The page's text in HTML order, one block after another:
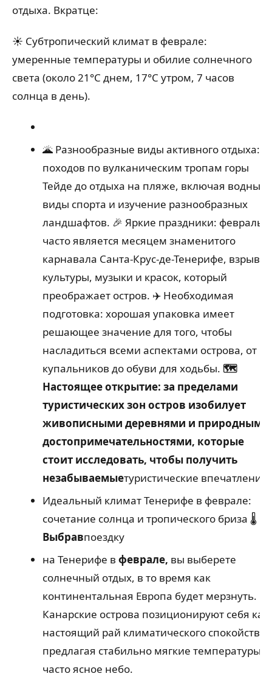
отдыха. Вкратце:
☀️ Субтропический климат в феврале:
умеренные температуры и обилие солнечного
света (около 21°C днем, 17°C утром, 7 часов
солнца в день).
🌋 Разнообразные виды активного отдыха:
походов по вулканическим тропам горы
Тейде до отдыха на пляже, включая водные
виды спорта и изучение разнообразных
ландшафтов. 🎉 Яркие праздники: февраль
часто является месяцем знаменитого
карнавала Санта-Крус-де-Тенерифе, взрыва
культуры, музыки и красок, который
преображает остров. ✈️ Необходимая
подготовка: хорошая упаковка имеет
решающее значение для того, чтобы
насладиться всеми аспектами острова, от
купальников до обуви для ходьбы. 🗺️
Настоящее открытие: за пределами
туристических зон остров изобилует
живописными деревнями и природными
достопримечательностями, которые
стоит исследовать, чтобы получить
незабываемыетуристические впечатления.
Идеальный климат Тенерифе в феврале:
сочетание солнца и тропического бриза 🌡️
Выбравпоездку
на Тенерифе в феврале, вы выберете
солнечный отдых, в то время как
континентальная Европа будет мерзнуть.
Канарские острова позиционируют себя как
настоящий рай климатического
предлагая стабильно мягкие температуры и
часто ясное небо.